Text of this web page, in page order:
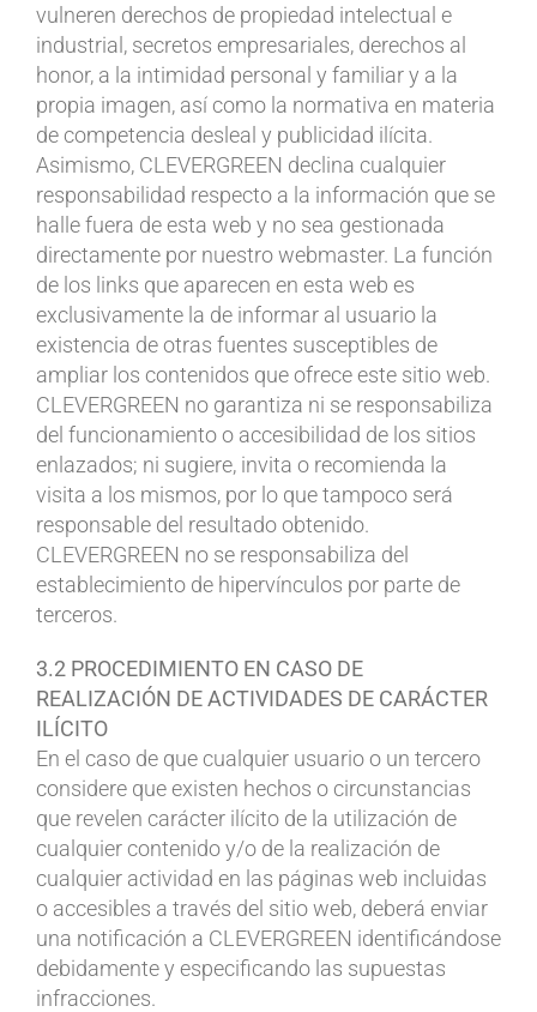
vulneren derechos de propiedad intelectual e
industrial, secretos empresariales, derechos al
honor, a la intimidad personal y familiar y a la
propia imagen, así como la normativa en materia
de competencia desleal y publicidad ilícita.
Asimismo, CLEVERGREEN declina cualquier
responsabilidad respecto a la información que se
halle fuera de esta web y no sea gestionada
directamente por nuestro webmaster. La función
de los links que aparecen en esta web es
exclusivamente la de informar al usuario la
existencia de otras fuentes susceptibles de
ampliar los contenidos que ofrece este sitio web.
CLEVERGREEN no garantiza ni se responsabiliza
del funcionamiento o accesibilidad de los sitios
enlazados; ni sugiere, invita o recomienda la
visita a los mismos, por lo que tampoco será
responsable del resultado obtenido.
CLEVERGREEN no se responsabiliza del
establecimiento de hipervínculos por parte de
terceros.
3.2 PROCEDIMIENTO EN CASO DE
REALIZACIÓN DE ACTIVIDADES DE CARÁCTER
ILÍCITO
En el caso de que cualquier usuario o un tercero
considere que existen hechos o circunstancias
que revelen carácter ilícito de la utilización de
cualquier contenido y/o de la realización de
cualquier actividad en las páginas web incluidas
o accesibles a través del sitio web, deberá enviar
una notificación a CLEVERGREEN identificándose
debidamente y especificando las supuestas
infracciones.